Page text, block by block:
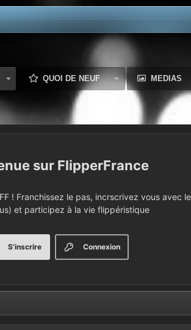
QUOI DE NEUF MEDIAS
FlipperFrance
! Franchissez le pas, incrscrivez vous avec
et participez à la vie flippéristique
Connexion
S'inscrire